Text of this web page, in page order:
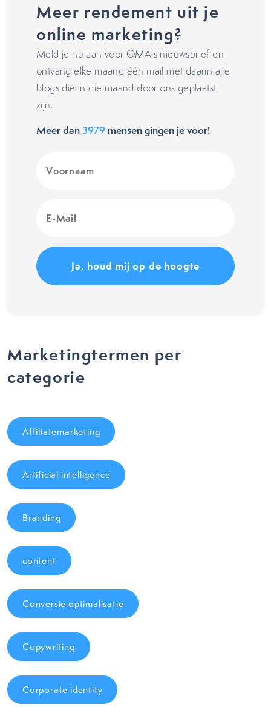
Meer rendement uit je
online marketing?
Meld je nu aan voor OMA's nieuwsbrief en
ontvang elke maand één mail met daarin alle
blogs die in die maand door ons geplaatst
zijn.
Meer dan3979 mensen gingen je voor!
(Vereist)
Mail
Marketingtermen per
categorie
Affiliatemarketing
Artificial intelligence
Branding
content
Conversie optimalisatie
Copywriting
Corporate identity